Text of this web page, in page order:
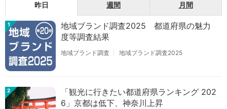
昨日 週間 月間
1
地域ブランド調査2025 都道府県の魅力
度等調査結果
地域ブランド調査 地域ブランド調査2025
2
「観光に行きたい都道府県ランキング 202
6」京都は低下、神奈川上昇